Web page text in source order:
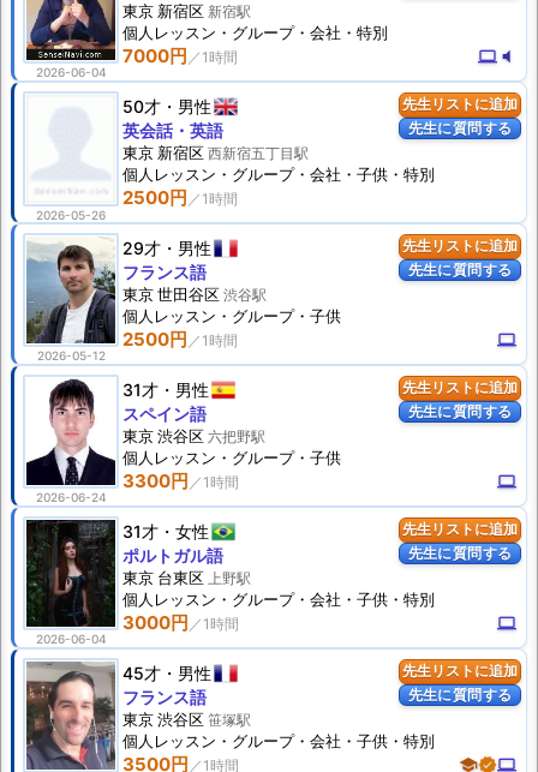
2026-06-04
7000円 computer volume_mute
東京 新宿区 新宿駅
個人 レッスン ・グループ・会社・特別
先生リストに追加
先生に質問する
2026-05-26
50才 男性
2500円
英会話・英語
東京 新宿区 西新宿五丁目駅
個人 レッスン ・グループ・会社・子供・特別
先生リストに追加
先生に質問する
2026-05-12
29才 男性
2500円 computer
フランス語
東京 世田谷区 渋谷駅
個人 レッスン ・グループ・子供
先生リストに追加
先生に質問する
2026-06-24
31才 男性
3300円 computer
スペイン語
東京 渋谷区 六把野駅
個人 レッスン ・グループ・子供
先生リストに追加
先生に質問する
2026-06-04
31才 女性
3000円 computer
ポルトガル語
東京 台東区 上野駅
個人 レッスン ・グループ・会社・子供・特別
先生リストに追加
先生に質問する
45才 男性
3500円 schoolverifiedcomputer
フランス語
東京 渋谷区 笹塚駅
個人 レッスン ・グループ・会社・子供・特別